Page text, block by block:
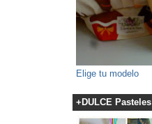
Elige tu modelo
+DULCE Pasteles